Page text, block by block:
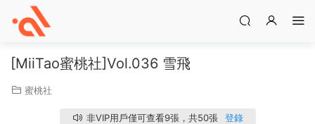
[MiiTao蜜桃社]Vol.036 雪飛
蜜桃社
非VIP用戶僅可查看9張，共50張 登錄